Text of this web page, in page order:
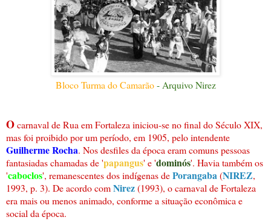
Bloco Turma do Camarão - Arquivo Nirez
Ocarnaval de Rua em Fortaleza iniciou-se no final do Século XIX,
mas foi proibido por um período, em 1905, pelo intendente
Guilherme Rocha. Nos desfiles da época eram comuns pessoas
fantasiadas chamadas de 'papangus' e 'dominós'. Havia também os
'caboclos', remanescentes dos indígenas dePorangaba (NIREZ,
1993, p. 3). De acordo comNirez(1993), o carnaval de Fortaleza
era mais ou menos animado, conforme a situação econômica e
social da época.